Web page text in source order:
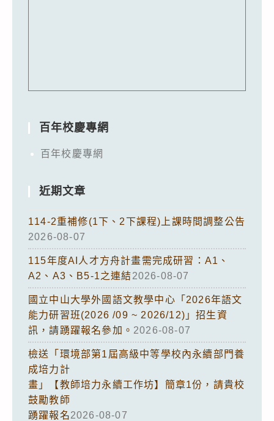
百年校慶專網
百年校慶專網
近期文章
114-2重補修(1下、2下課程)上課時間調整公告
2026-08-07
115年度AI人才方舟計畫需完成研習：A1、
A2、A3、B5-1之連結2026-08-07
國立中山大學外國語文教學中心「2026年語文
能力研習班(2026 /09 ~ 2026/12)」招生資
訊，請踴躍報名參加。 2026-08-07
檢送「環境部第1屆高級中等學校內永續部門養
成培力計
畫」【教師培力永續工作坊】簡章1份，請貴校
鼓勵教師
踴躍報名2026-08-07